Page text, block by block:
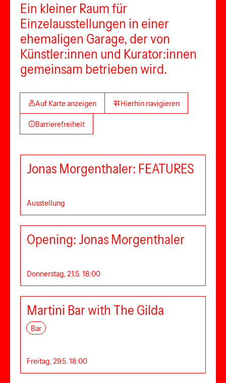
Ein kleiner Raum für
Einzelausstellungen in einer
ehemaligen Garage, der von
Künstler:innen und Kurator:innen
gemeinsam betrieben wird.
Auf Karte anzeigen Hierhin navigieren
Barrierefreiheit
Jonas Morgenthaler: FEATURES
Ausstellung
Opening: Jonas Morgenthaler
Donnerstag, 21.5. 18:00
Martini Bar with The Gilda
Bar
Freitag, 29.5. 18:00